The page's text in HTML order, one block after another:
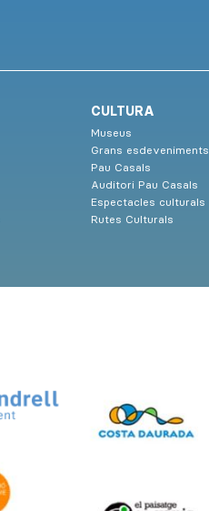
CULTURA
Museus
Grans esdeveniments
Pau Casals
Auditori Pau Casals
Espectacles culturals
Rutes Culturals